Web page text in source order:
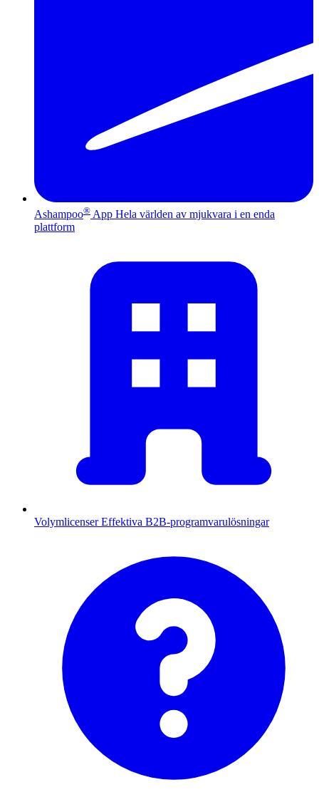
Ashampoo® App Hela världen av mjukvara i en enda
plattform
Volymlicenser Effektiva B2B-programvarulösningar